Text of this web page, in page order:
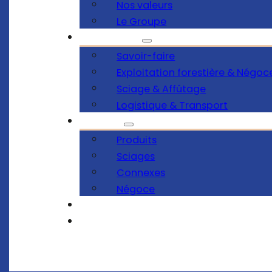
Nos valeurs
Le Groupe
Savoir-faire
Exploitation forestière &
Sciage & Affûtage
Logistique & Transport
Produits
Sciages
Connexes
Négoce